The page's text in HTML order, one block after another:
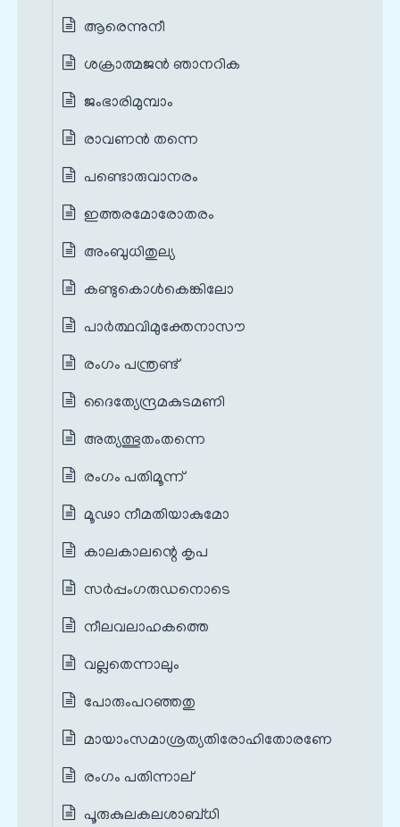
ആരെന്നുനീ
ശക്രാത്മജന്‍ ഞാനറിക
ജംഭാരിമുമ്പാം
രാവണന്‍ തന്നെ
പണ്ടൊരുവാനരം
ഇത്തരമോരോതരം
അംബുധിതുല്യ
കണ്ടുകൊള്‍കെങ്കിലോ
പാർത്ഥവിമുക്തേനാസൗ
രംഗം പന്ത്രണ്ട്‌
ദൈത്യേന്ദ്രമകുടമണി
അത്യത്ഭുതംതന്നെ
രംഗം പതിമൂന്ന്
മൂഢാ നീമതിയാകുമോ
കാലകാലന്റെ കൃപ
സർപ്പംഗരുഡനൊടെ
നീലവലാഹകത്തെ
വല്ലതെന്നാലും
പോരുംപറഞ്ഞതു
മായാംസമാശ്രത്യതിരോഹിതോരണേ
രംഗം പതിന്നാല്
പൂരുകുലകലശാബ്ധി